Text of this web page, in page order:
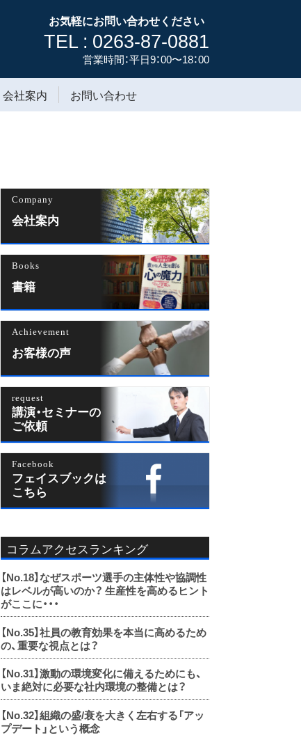
お気軽にお問い合わせください
TEL : 0263-87-0881
営業時間：平日9：00〜18：00
会社案内 お問い合わせ
Company
会社案内
Books
書籍
Achievement
お客様の声
request
講演・セミナーの
ご依頼
Facebook
フェイスブックは
こちら
コラムアクセスランキング
【No.18】なぜスポーツ選手の主体性や協調性
はレベルが高いのか？ 生産性を高めるヒント
がここに・・・
【No.35】社員の教育効果を本当に高めるため
の、重要な視点とは？
【No.31】激動の環境変化に備えるためにも、
いま絶対に必要な社内環境の整備とは？
【No.32】組織の盛/衰を大きく左右する「アッ
プデート」という概念